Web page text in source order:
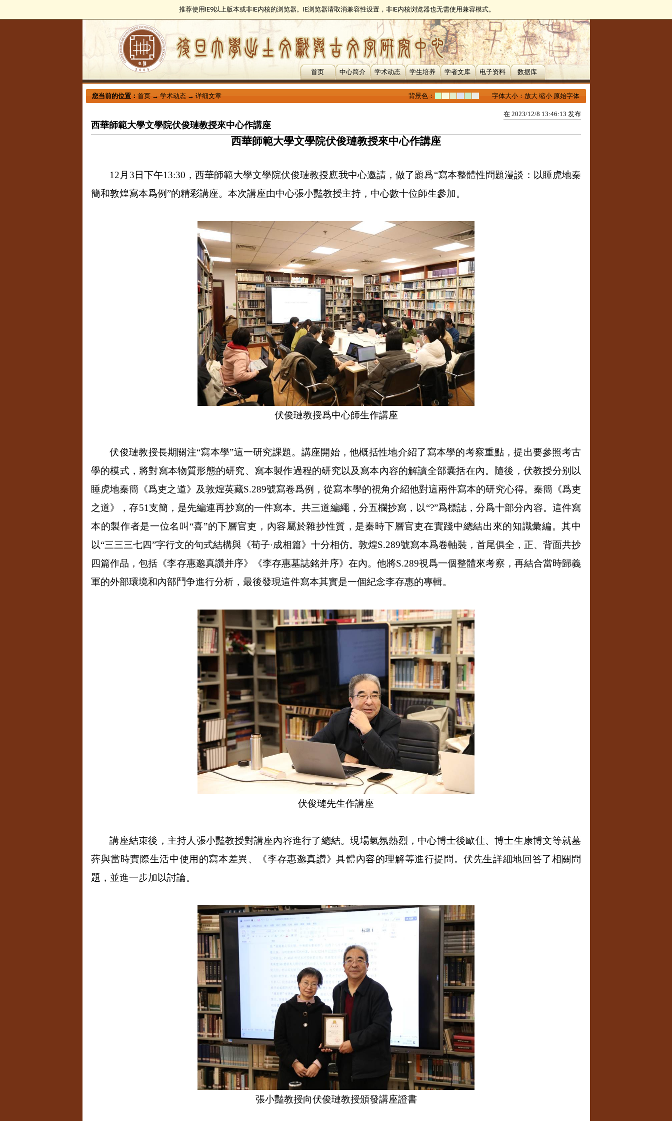
推荐使用IE9以上版本或非IE内核的浏览器。IE浏览器请取消兼容性设置，非IE内核浏览器也无需使用兼容模式。
首页 中心简介 学术动态 学生培养 学者文库 电子资料 数据库
您当前的位置： 首页 → 学术动态 → 详细文章 背景色： 字体大小： 放大 缩小 原始字体
西華師範大學文學院伏俊璉教授來中心作講座
在 2023/12/8 13:46:13 发布
西華師範大學文學院伏俊璉教授來中心作講座
12 月 3 日下午13:30 ，西華師範大學文學院伏俊璉教授應我中心邀請，做了題爲“寫本整體性問題漫談：以睡虎地秦
簡和敦煌寫本爲例”的精彩講座。本次講座由中心張小豔教授主持，中心數十位師生參加。
伏俊璉教授爲中心師生作講座
伏俊璉教授長期關注“寫本學”這一研究課題。講座開始，他概括性地介紹了寫本學的考察重點，提出要參照考古
學的模式，將對寫本物質形態的研究、寫本製作過程的研究以及寫本內容的解讀全部囊括在內。隨後，伏教授分别以
睡虎地秦簡《爲吏之道》及敦煌英藏S.289號寫卷爲例，從寫本學的視角介紹他對這兩件寫本的研究心得。秦簡 《爲吏
之道》，存51支簡，是先編連再抄寫的一件寫本。共三道編繩，分五欄抄寫，以“?”爲標誌，分爲十部分內容。這件寫
本的製作者是一位名叫“喜”的下層官吏，內容屬於雜抄性質，是秦時下層官吏在實踐中總結出來的知識彙編。其中
以“三三三七四”字行文的句式結構與《荀子·成相篇》十分相仿。敦煌S.289號寫本爲卷軸裝，首尾俱全，正、背面共抄
四篇作品，包括《李存惠邈真讚并序》《李存惠墓誌銘并序》在內。他將S.289視爲一個整體來考察，再結合當時歸義
軍的外部環境和內部鬥争進行分析，最後發現這件寫本其實是一個紀念李存惠的專輯。
伏俊璉先生作講座
講座結束後，主持人張小豔教授對講座內容進行了總結。現場氣氛熱烈，中心博士後歐佳、博士生康博文等就墓
葬與當時實際生活中使用的寫本差異、《李存惠邈真讚》具體內容的理解等進行提問。伏先生詳細地回答了相關問
題，並進一步加以討論。
張小豔教授向伏俊璉教授頒發講座證書